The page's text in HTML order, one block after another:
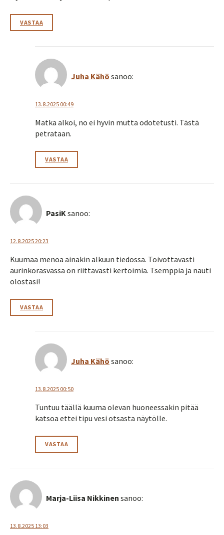
VASTAA
Juha Kähö sanoo:
13.8.2025 00:49
Matka alkoi, no ei hyvin mutta odotetusti. Tästä
petrataan.
VASTAA
PasiKsanoo:
12.8.2025 20:23
Kuumaa menoa ainakin alkuun tiedossa. Toivottavasti
aurinkorasvassa on riittävästi kertoimia. Tsemppiä ja nauti
olostasi!
VASTAA
Juha Kähö sanoo:
13.8.2025 00:50
Tuntuu täällä kuuma olevan huoneessakin pitää
katsoa ettei tipu vesi otsasta näytölle.
VASTAA
Marja-Liisa Nikkinen sanoo:
13.8.2025 13:03